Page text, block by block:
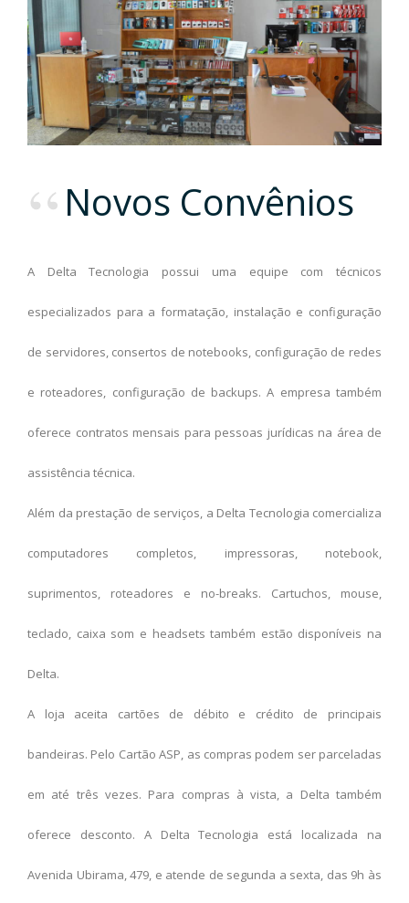
Novos Convênios
A Delta Tecnologia possui uma equipe com técnicos
especializados para a formatação, instalação e configuração
de servidores, consertos de notebooks, configuração de redes
e roteadores, configuração de backups. A empresa também
oferece contratos mensais para pessoas jurídicas na área de
assistência técnica.
Além da prestação de serviços, a Delta Tecnologia comercializa
computadores completos, impressoras, notebook,
suprimentos, roteadores e no-breaks. Cartuchos, mouse,
teclado, caixa som e headsets também estão disponíveis na
Delta.
A loja aceita cartões de débito e crédito de principais
bandeiras. Pelo Cartão ASP, as compras podem ser parceladas
em até três vezes. Para compras à vista, a Delta também
oferece desconto. A Delta Tecnologia está localizada na
Avenida Ubirama, 479, e atende de segunda a sexta, das 9h às